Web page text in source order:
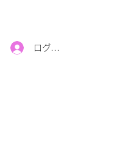
ログイン